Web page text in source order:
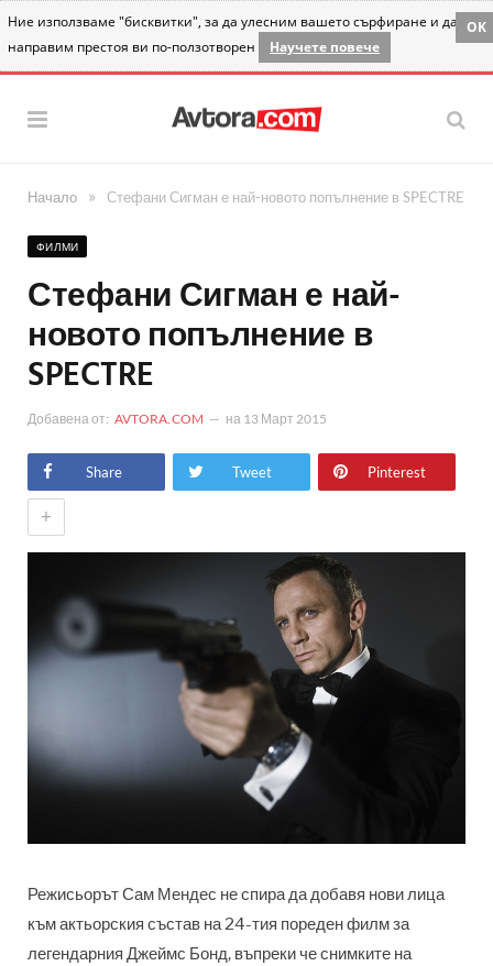
Ние използваме "бисквитки", за да улесним вашето сърфиране и да
направим престоя ви по-ползотворен
Научете повече
OK
Начало » Стефани Сигман е най-новото попълнение в SPECTRE
ФИЛМИ
Стефани Сигман е най-
новото попълнение в
SPECTRE
Добавена от: AVTORA.COM на 13 Март 2015
Share Tweet Pinterest
+
Режисьорът Сам Мендес не спира да добавя нови лица
към актьорския състав на 24-тия пореден филм за
легендарния Джеймс Бонд, въпреки че снимките на